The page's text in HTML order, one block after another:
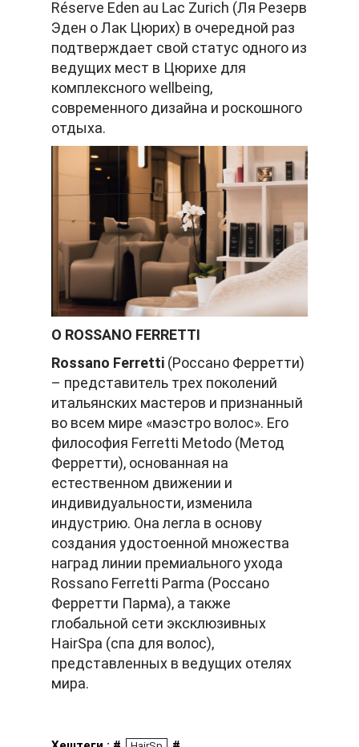
Réserve Eden au Lac Zurich (Ля Резерв
Эден о Лак Цюрих) в очередной раз
подтверждает свой статус одного из
ведущих мест в Цюрихе для
комплексного wellbeing,
современного дизайна и роскошного
отдыха.
О ROSSANO FERRETTI
Rossano Ferretti (Россано Ферретти)
– представитель трех поколений
итальянских мастеров и признанный
во всем мире «маэстро волос». Его
философия Ferretti Metodo (Метод
Ферретти), основанная на
естественном движении и
индивидуальности, изменила
индустрию. Она легла в основу
создания удостоенной множества
наград линии премиального ухода
Rossano Ferretti Parma (Россано
Ферретти Парма), а также
глобальной сети эксклюзивных
HairSpa (спа для волос),
представленных в ведущих отелях
мира.